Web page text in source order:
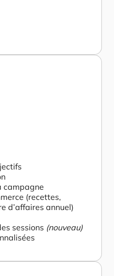
campagne
(recettes,
d’affaires annuel)
sessions (nouveau)